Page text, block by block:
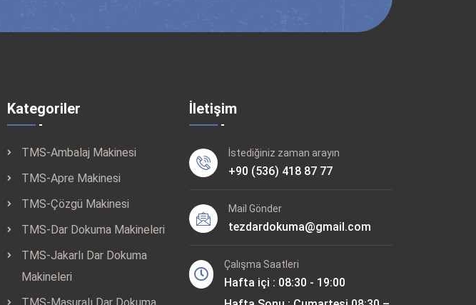
Kategoriler
TMS-Ambalaj Makinesi
TMS-Apre Makinesi
TMS-Çözgü Makinesi
TMS-Dar Dokuma Makineleri
TMS-Jakarlı Dar Dokuma
Makineleri
İletişim
İstediğiniz zaman arayın
+90 (536) 418 87 77
Mail Gönder
tezdardokuma@gmail.com
Çalışma Saatleri
Hafta içi : 08:30 - 19:00